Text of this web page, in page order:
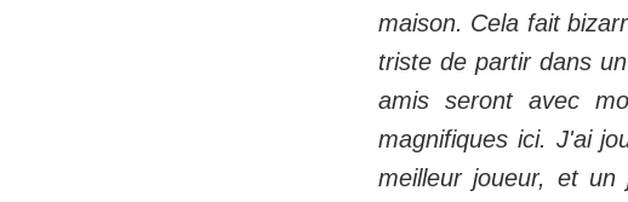
maison. Cela fait
triste de partir dans
amis seront avec
magnifiques ici. J'ai
meilleur joueur, et